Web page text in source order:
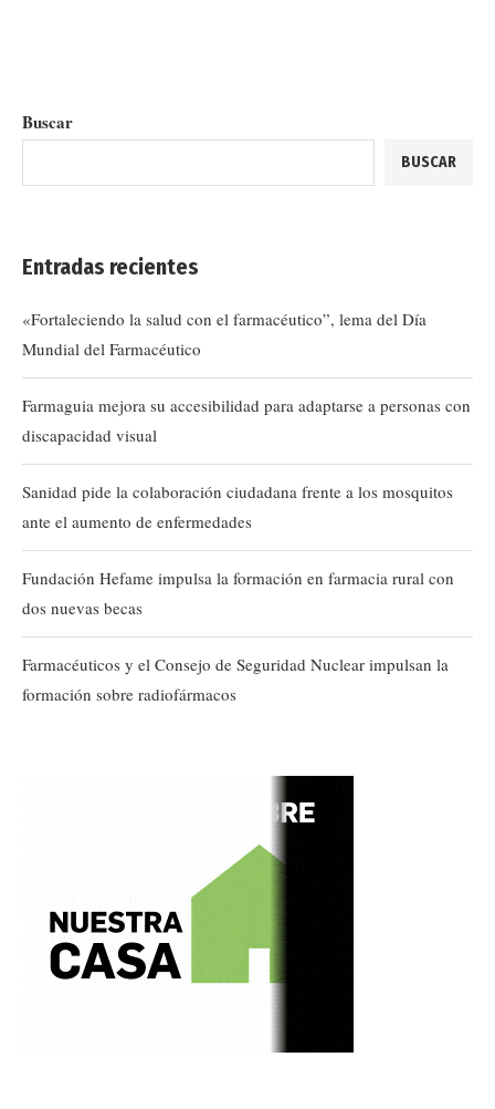
Buscar
BUSCAR
Entradas recientes
«Fortaleciendo la salud con el farmacéutico”, lema del Día
Mundial del Farmacéutico
Farmaguia mejora su accesibilidad para adaptarse a personas con
discapacidad visual
Sanidad pide la colaboración ciudadana frente a los mosquitos
ante el aumento de enfermedades
Fundación Hefame impulsa la formación en farmacia rural con
dos nuevas becas
Farmacéuticos y el Consejo de Seguridad Nuclear impulsan la
formación sobre radiofármacos